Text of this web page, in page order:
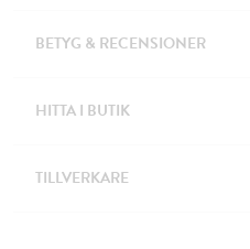
BETYG & RECENSIONER
HITTA I BUTIK
TILLVERKARE